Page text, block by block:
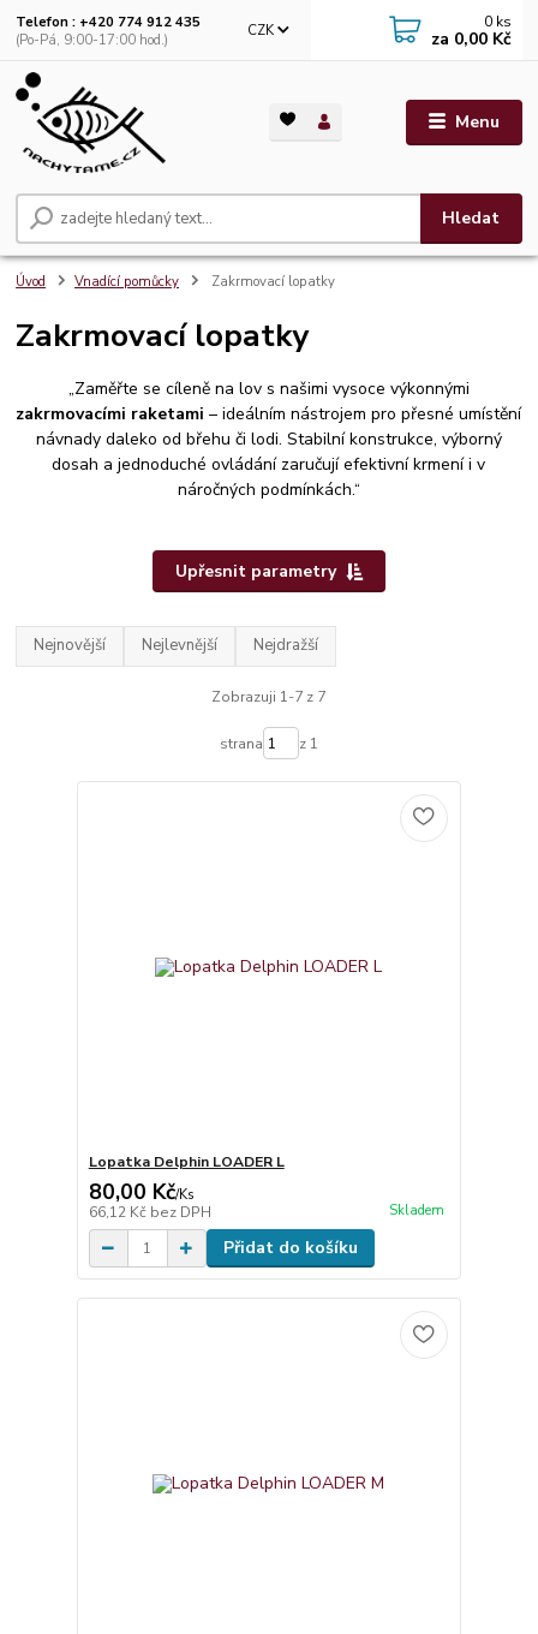
Menu
CZK
Hledat
Telefon : +420 774 912 435
(Po-Pá, 9:00-17:00 hod.)
0 ks
za 0,00 Kč
Úvod Vnadící pomůcky Zakrmovací lopatky
Zakrmovací lopatky
„Zaměřte se cíleně na lov s našimi vysoce výkonnými
zakrmovacími raketami – ideálním nástrojem pro přesné umístění
návnady daleko od břehu či lodi. Stabilní konstrukce, výborný
dosah a jednoduché ovládání zaručují efektivní krmení i v
náročných podmínkách.“
Upřesnit parametry
Nejnovější Nejlevnější Nejdražší
Zobrazuji 1-7 z 7
strana z 1
Lopatka Delphin LOADER L
80,00 Kč/Ks
66,12 Kč bez DPH Skladem
Přidat do košíku